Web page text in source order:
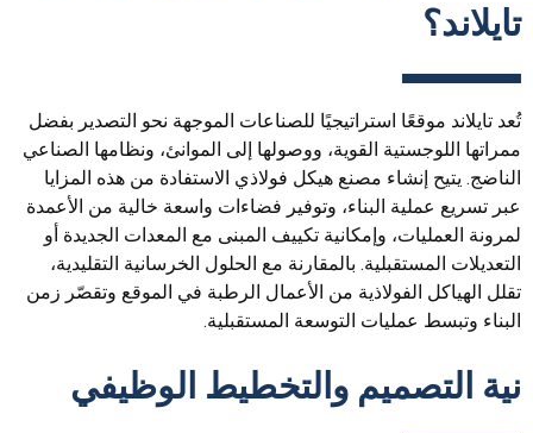
تايلاند؟
تُعد تايلاند موقعًا استراتيجيًا للصناعات الموجهة نحو التصدير بفضل
ممراتها اللوجستية القوية، ووصولها إلى الموانئ، ونظامها الصناعي
الناضج. يتيح إنشاء مصنع هيكل فولاذي الاستفادة من هذه المزايا
عبر تسريع عملية البناء، وتوفير فضاءات واسعة خالية من الأعمدة
لمرونة العمليات، وإمكانية تكييف المبنى مع المعدات الجديدة أو
التعديلات المستقبلية. بالمقارنة مع الحلول الخرسانية التقليدية،
تقلل الهياكل الفولاذية من الأعمال الرطبة في الموقع وتقصّر زمن
البناء وتبسط عمليات التوسعة المستقبلية.
نية التصميم والتخطيط الوظيفي